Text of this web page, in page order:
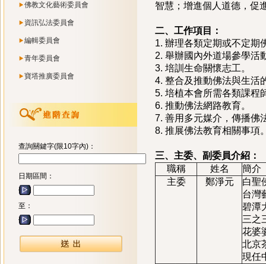
佛教文化藝術委員會
資訊弘法委員會
編輯委員會
青年委員會
寶塔推廣委員會
查詢關鍵字(限10字內)：
日期區間：
至：
智慧；增進個人道德，促
二、工作項目：
1. 辦理各類定期或不定期
2. 舉辦國內外道場參學活
3. 培訓生命關懷志工。
4. 整合及推動佛法與生活
5. 培植本會所需各類課程
6. 推動佛法網路教育。
7. 善用多元媒介，傳播佛
8. 推展佛法教育相關事項
三、主委、副委員介紹：
職稱
姓名
簡介
主委
鄭淨元
白聖
台灣
碧潭
三之
花婆
北京
現任